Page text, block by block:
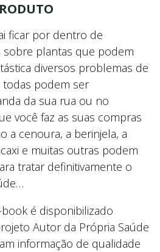
ficar por dentro de
sobre plantas que podem
diversos problemas de
todas podem ser
da sua rua ou no
você faz as suas compras
a cenoura, a berinjela, a
e muitas outras podem
tratar definitivamente o
book é disponibilizado
Autor da Própria Saúde
informação de qualidade